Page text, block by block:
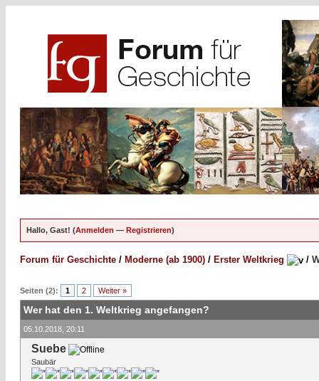
Hallo, Gast! (Anmelden — Registrieren)
Forum für Geschichte / Moderne (ab 1900) / Erster Weltkrieg /
Seiten (2): 1 2 Weiter »
Wer hat den 1. Weltkrieg angefangen?
05.10.2018, 20:11
Suebe
Saubär